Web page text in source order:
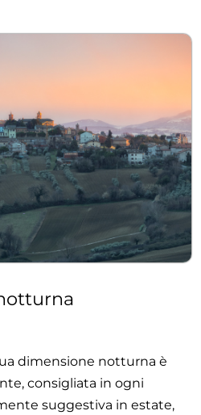
dimensione notturna è
consigliata in ogni
suggestiva in estate,